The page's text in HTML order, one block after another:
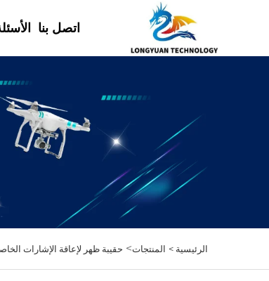
اتصل بنا
الرئيسية > المنتجات> حقيبة ظهر لإعاقة الإشارات